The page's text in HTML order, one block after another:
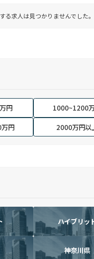
る求人は見つかりませんでした。
円 1000~1200
円 2000万円以
ハイブリッ
神奈川県